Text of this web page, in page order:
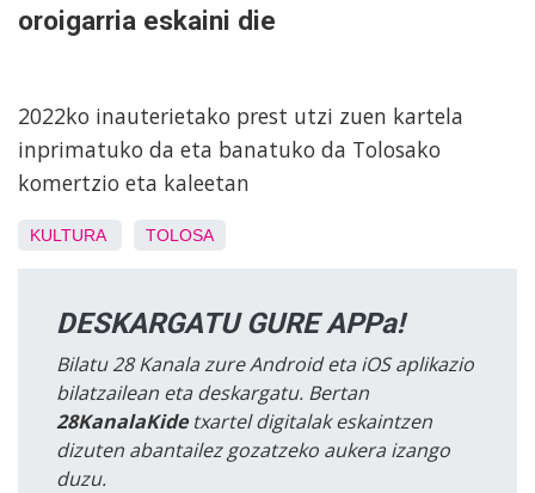
oroigarria eskaini die
2022ko inauterietako prest utzi zuen kartela
inprimatuko da eta banatuko da Tolosako
komertzio eta kaleetan
KULTURA TOLOSA
DESKARGATU GURE APPa!
Bilatu 28 Kanala zure Android eta iOS aplikazio
bilatzailean eta deskargatu. Bertan
28KanalaKidetxartel digitalak eskaintzen
dizuten abantailez gozatzeko aukera izango
duzu.